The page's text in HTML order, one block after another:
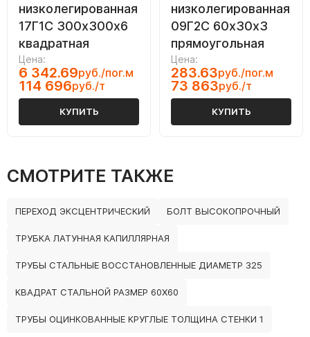
низколегированная
17Г1С 300х300х6
квадратная
Цена:
6 342.69руб./пог.м
114 696руб./т
КУПИТЬ
низколегированная
09Г2С 60х30х3
прямоугольная
Цена:
283.63руб./пог.м
73 863руб./т
КУПИТЬ
СМОТРИТЕ ТАКЖЕ
ПЕРЕХОД ЭКСЦЕНТРИЧЕСКИЙ БОЛТ ВЫСОКОПРОЧНЫЙ
ТРУБКА ЛАТУННАЯ КАПИЛЛЯРНАЯ
ТРУБЫ СТАЛЬНЫЕ ВОССТАНОВЛЕННЫЕ ДИАМЕТР 325
КВАДРАТ СТАЛЬНОЙ РАЗМЕР 60Х60
ТРУБЫ ОЦИНКОВАННЫЕ КРУГЛЫЕ ТОЛЩИНА СТЕНКИ 1